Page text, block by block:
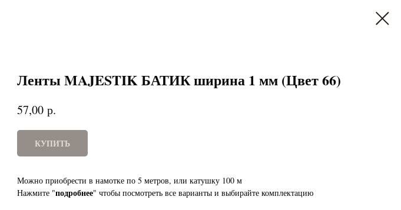
Ленты MAJESTIK БАТИК ширина 1 мм (Цвет 66)
57,00 р.
КУПИТЬ
Можно приобрести в намотке по 5 метров, или катушку 100 м
Нажмите "подробнее" чтобы посмотреть все варианты и выбирайте комплектацию